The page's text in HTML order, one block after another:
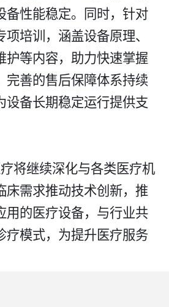
备性能稳定。同时，针对
培训，涵盖设备原理、
护等内容，助力快速掌握
完善的售后保障体系持续
设备长期稳定运行提供支
将继续深化与各类医疗机
床需求推动技术创新，推
用的医疗设备，与行业共
疗模式，为提升医疗服务